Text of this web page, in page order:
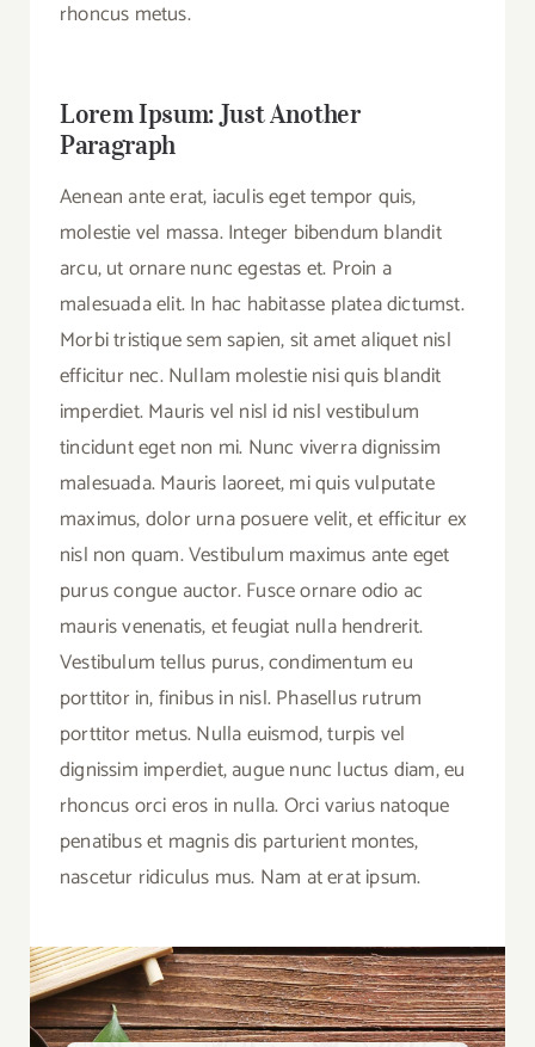
rhoncus metus.
Lorem Ipsum: Just Another
Paragraph
Aenean ante erat, iaculis eget tempor quis,
molestie vel massa. Integer bibendum blandit
arcu, ut ornare nunc egestas et. Proin a
malesuada elit. In hac habitasse platea dictumst.
Morbi tristique sem sapien, sit amet aliquet nisl
efficitur nec. Nullam molestie nisi quis blandit
imperdiet. Mauris vel nisl id nisl vestibulum
tincidunt eget non mi. Nunc viverra dignissim
malesuada. Mauris laoreet, mi quis vulputate
maximus, dolor urna posuere velit, et efficitur ex
nisl non quam. Vestibulum maximus ante eget
purus congue auctor. Fusce ornare odio ac
mauris venenatis, et feugiat nulla hendrerit.
Vestibulum tellus purus, condimentum eu
porttitor in, finibus in nisl. Phasellus rutrum
porttitor metus. Nulla euismod, turpis vel
dignissim imperdiet, augue nunc luctus diam, eu
rhoncus orci eros in nulla. Orci varius natoque
penatibus et magnis dis parturient montes,
nascetur ridiculus mus. Nam at erat ipsum.